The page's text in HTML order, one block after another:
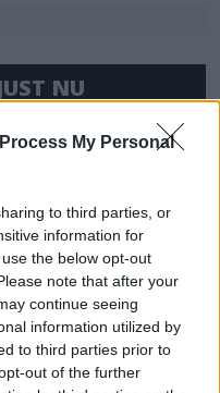
My Personal
to third parties, or
information for
the below opt-out
note that after your
continue seeing
information utilized by
to third parties prior to
out of the further
NU
4P
bud på
vara värt
kronor